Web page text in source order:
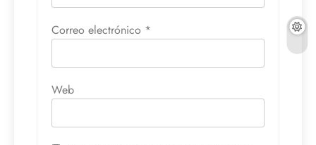
Correo electrónico *
Web